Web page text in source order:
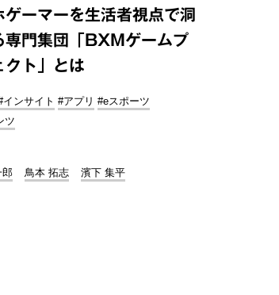
ゲーマーを生活者視点で洞
専門集団「BXMゲームプ
クト」とは
インサイト #アプリ #eスポーツ
ツ
郎
鳥本 拓志 濱下 集平